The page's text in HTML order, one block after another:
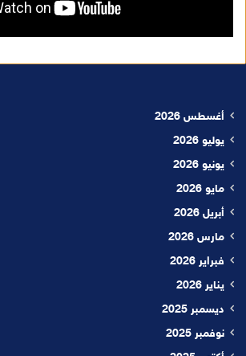
أغسطس 2026
يوليو 2026
يونيو 2026
مايو 2026
أبريل 2026
مارس 2026
فبراير 2026
يناير 2026
ديسمبر 2025
نوفمبر 2025